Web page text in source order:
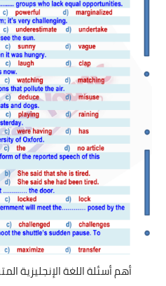
أهم أسئلة اللغة الإنجليزية